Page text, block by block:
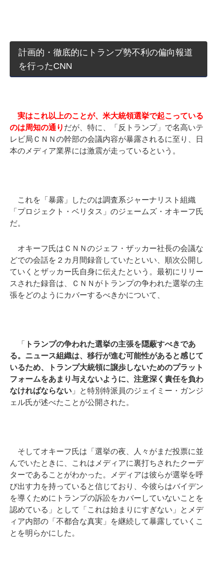
計画的・徹底的にトランプ勢不利の偏向報道
を行ったCNN
実はこれ以上のことが、米大統領選挙で起こっている
のは周知の通り だが、特に、「反トランプ」で名高いテ
レビ局ＣＮＮの幹部の会議内容が暴露されるに至り、日
本のメディア業界には激震が走っているという。
これを「暴露」したのは調査系ジャーナリスト組織
「プロジェクト・ベリタス」のジェームズ・オキーフ氏
だ。
オキーフ氏はＣＮＮのジェフ・ザッカー社長の会議な
どでの会話を２カ月間録音していたといい、順次公開し
ていくとザッカー氏自身に伝えたという。最初にリリー
スされた録音は、ＣＮＮがトランプの争われた選挙の主
張をどのようにカバーするべきかについて、
「
トランプの争われた選挙の主張を隠蔽すべきであ
る。ニュース組織は、移行が進む可能性があると感じて
いるため、トランプ大統領に譲歩しないためのプラット
フォームをあまり与えないように、注意深く責任を負わ
なければならない 」と特別特派員のジェイミー・ガンジ
ェル氏が述べたことが公開された。
そしてオキーフ氏は「選挙の夜、人々がまだ投票に並
んでいたときに、これはメディアに裏打ちされたクーデ
ターであることがわかった。メディアは彼らが選挙を呼
び出す力を持っていると信じており、今彼らはバイデン
を導くためにトランプの訴訟をカバーしていないことを
認めている」として「これは始まりにすぎない」とメデ
ィア内部の「不都合な真実」を継続して暴露していくこ
とを明らかにした。